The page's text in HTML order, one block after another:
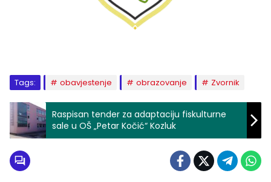
Tags: obavjestenje obrazovanje Zvornik
Raspisan tender za adaptaciju fiskulturne
sale u OŠ „Petar Kočić“ Kozluk